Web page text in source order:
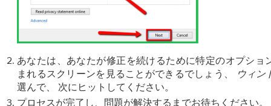
あなたは、あなたが修正を続けるために特定のオプショ
まれるスクリーンを見ることができるでしょう、
ウィン
選んで、
次に ヒットしてください。
プロセスが完了し、問題が解決するまでお待ちください。